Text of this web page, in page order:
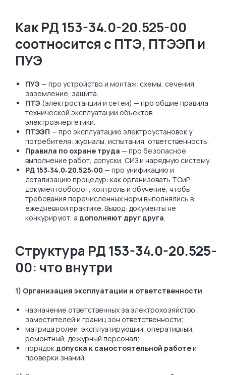
Как РД 153-34.0-20.525-00
соотносится с ПТЭ, ПТЭЭП и
ПУЭ
ПУЭ — про устройство и монтаж: схемы, сечения,
заземление, защита.
ПТЭ (электростанций и сетей) — про общие правила
технической эксплуатации объектов
электроэнергетики.
ПТЭЭП — про эксплуатацию электроустановок у
потребителя: журналы, испытания, ответственность.
Правила по охране труда — про безопасное
выполнение работ, допуски, СИЗ и нарядную систему.
РД 153‑34.0‑20.525‑00 — про унификацию и
детализацию процедур: как организовать ТОиР,
документооборот, контроль и обучение, чтобы
требования перечисленных норм выполнялись в
ежедневной практике. Вывод: документы не
конкурируют, а дополняют друг друга.
Структура РД 153-34.0-20.525-
00: что внутри
1) Организация эксплуатации и ответственности
назначение ответственных за электрохозяйство,
заместителей и границ зон ответственности;
матрица ролей: эксплуатирующий, оперативный,
ремонтный, дежурный персонал;
порядок допуска к самостоятельной работеи
проверки знаний.